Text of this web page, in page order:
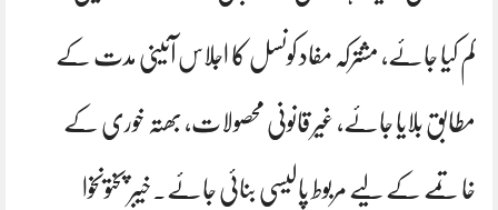
کم کیا جائے، مشترکہ مفاد کونسل کا اجلاس آئینی مدت کے
مطابق بلایا جائے، غیر قانونی محصولات، بھتہ خوری کے
خاتمے کے لیے مربوط پالیسی بنائی جائے۔خیبر پختونخوا